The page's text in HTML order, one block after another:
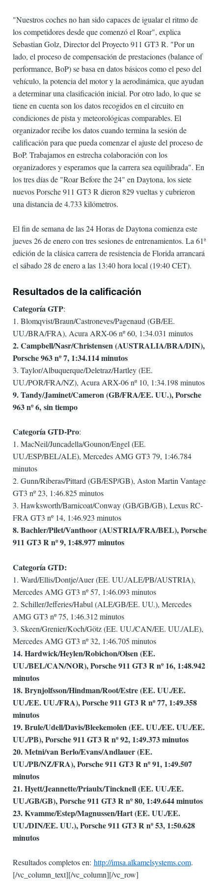
"Nuestros coches no han sido capaces de igualar el ritmo de
los competidores desde que comenzó el Roar", explica
Sebastian Golz, Director del Proyecto 911 GT3 R. "Por un
lado, el proceso de compensación de prestaciones (balance of
performance, BoP) se basa en datos básicos como el peso del
vehículo, la potencia del motor y la aerodinámica, que ayudan
a determinar una clasificación inicial. Por otro lado, lo que se
tiene en cuenta son los datos recogidos en el circuito en
condiciones de pista y meteorológicas comparables. El
organizador recibe los datos cuando termina la sesión de
calificación para que pueda comenzar el ajuste del proceso de
BoP. Trabajamos en estrecha colaboración con los
organizadores y esperamos que la carrera sea equilibrada". En
los tres días de "Roar Before the 24" en Daytona, los siete
nuevos Porsche 911 GT3 R dieron 829 vueltas y cubrieron
una distancia de 4.733 kilómetros.
El fin de semana de las 24 Horas de Daytona comienza este
jueves 26 de enero con tres sesiones de entrenamientos. La 61ª
edición de la clásica carrera de resistencia de Florida arrancará
el sábado 28 de enero a las 13:40 hora local (19:40 CET).
Resultados de la calificación
Categoría GTP:
1. Blomqvist/Braun/Castroneves/Pagenaud (GB/EE.
UU./BRA/FRA), Acura ARX-06 nº 60, 1:34.031 minutos
2. Campbell/Nasr/Christensen (AUSTRALIA/BRA/DIN),
Porsche 963 nº 7, 1:34.114 minutos
3. Taylor/Albuquerque/Deletraz/Hartley (EE.
UU./POR/FRA/NZ), Acura ARX-06 nº 10, 1:34.198 minutos
9. Tandy/Jaminet/Cameron (GB/FRA/EE. UU.), Porsche
963 nº 6, sin tiempo
Categoría GTD-Pro:
1. MacNeil/Juncadella/Gounon/Engel (EE.
UU./ESP/BEL/ALE), Mercedes AMG GT3 79, 1:46.784
minutos
2. Gunn/Riberas/Pittard (GB/ESP/GB), Aston Martin Vantage
GT3 nº 23, 1:46.825 minutos
3. Hawksworth/Barnicoat/Conway (GB/GB/GB), Lexus RC-
FRA GT3 nº 14, 1:46.923 minutos
8. Bachler/Pilet/Vanthoor (AUSTRIA/FRA/BEL), Porsche
911 GT3 R nº 9, 1:48.977 minutos
Categoría GTD:
1. Ward/Ellis/Dontje/Auer (EE. UU./ALE/PB/AUSTRIA),
Mercedes AMG GT3 nº 57, 1:46.093 minutos
2. Schiller/Jefferies/Habul (ALE/GB/EE. UU.), Mercedes
AMG GT3 nº 75, 1:46.312 minutos
3. Skeen/Grenier/Koch/Götz (EE. UU./CAN/EE. UU./ALE),
Mercedes AMG GT3 nº 32, 1:46.705 minutos
14. Hardwick/Heylen/Robichon/Olsen (EE.
UU./BEL/CAN/NOR), Porsche 911 GT3 R nº 16, 1:48.942
minutos
18. Brynjolfsson/Hindman/Root/Estre (EE. UU./EE.
UU./EE. UU./FRA), Porsche 911 GT3 R nº 77, 1:49.358
minutos
19. Brule/Udell/Davis/Bleekemolen (EE. UU./EE. UU./EE.
UU./PB), Porsche 911 GT3 R nº 92, 1:49.373 minutos
20. Metni/van Berlo/Evans/Andlauer (EE.
UU./PB/NZ/FRA), Porsche 911 GT3 R nº 91, 1:49.507
minutos
21. Hyett/Jeannette/Priaulx/Tincknell (EE. UU./EE.
UU./GB/GB), Porsche 911 GT3 R nº 80, 1:49.644 minutos
23. Kvamme/Estep/Magnussen/Hart (EE. UU./EE.
UU./DIN/EE. UU.), Porsche 911 GT3 R nº 53, 1:50.628
minutos
Resultados completos en: http://imsa.alkamelsystems.com.
[/vc_column_text][/vc_column][/vc_row]